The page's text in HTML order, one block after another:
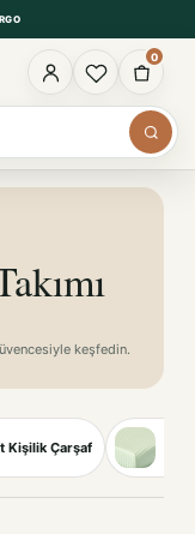
0
keşfedin.
Kişilik Çarşaf